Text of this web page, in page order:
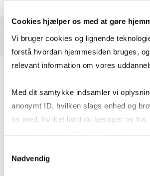
Cookies hjælper os med at gøre
Vi bruger cookies og lignende
forstå hvordan hjemmesiden bruges,
relevant information om vores
Med dit samtykke indsamler vi
anonymt ID, hvilken slags enhed og
os med, hvilket land du besøger os fra,
markedsføring. Du bestemmer selv -
Nødvendig
I study markets and
how they become objects
I’m interested in how we
done’ as well as ‘to get
it keeps fascinating me what